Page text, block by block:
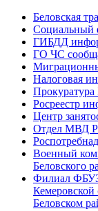
Беловская
Социальный
ГИБДД
ГО ЧС
Налоговая
Прокуратура
Росреестр
Центр
Отдел МВД
Военный
Беловского
Филиал
Кемеровской
Беловском